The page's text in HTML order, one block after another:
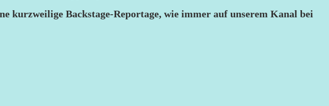
kurzweilige Backstage-Reportage, wie immer auf unserem Kanal bei